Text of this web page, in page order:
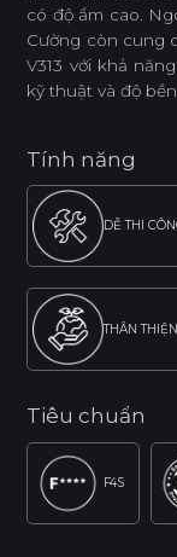
có độ ẩm cao.
Cường còn cung
V313 với khả
kỹ thuật và độ
Tính năng
DỄ THI
THÂN
Tiêu chuẩn
F4S